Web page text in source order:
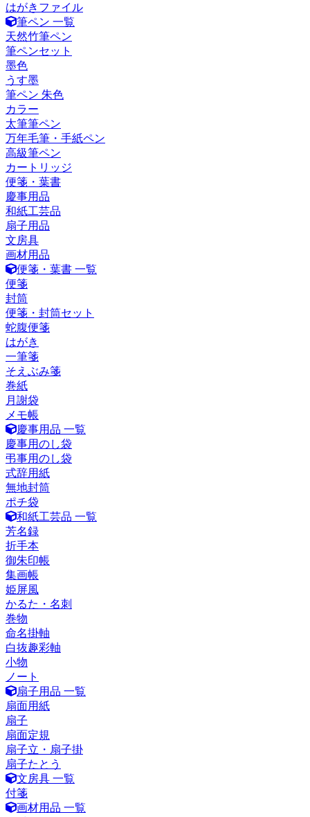
はがきファイル
筆ペン 一覧
天然竹筆ペン
筆ペンセット
墨色
うす墨
筆ペン 朱色
カラー
太筆筆ペン
万年毛筆・手紙ペン
高級筆ペン
カートリッジ
便箋・葉書
慶事用品
和紙工芸品
扇子用品
文房具
画材用品
便箋・葉書 一覧
便箋
封筒
便箋・封筒セット
蛇腹便箋
はがき
一筆箋
そえぶみ箋
巻紙
月謝袋
メモ帳
慶事用品 一覧
慶事用のし袋
弔事用のし袋
式辞用紙
無地封筒
ポチ袋
和紙工芸品 一覧
芳名録
折手本
御朱印帳
集画帳
姫屏風
かるた・名刺
巻物
命名掛軸
白抜趣彩軸
小物
ノート
扇子用品 一覧
扇面用紙
扇子
扇面定規
扇子立・扇子掛
扇子たとう
文房具 一覧
付箋
画材用品 一覧